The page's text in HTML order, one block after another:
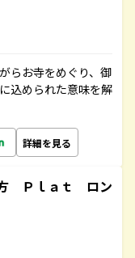
らお寺をめぐり、御
込められた意味を解
詳細を見る
Ｐｌａｔ ロン